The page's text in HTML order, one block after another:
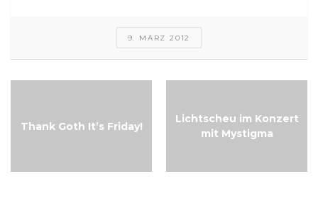
9. MÄRZ 2012
Thank Goth It’s Friday!
Lichtscheu im Konzert
mit Mystigma